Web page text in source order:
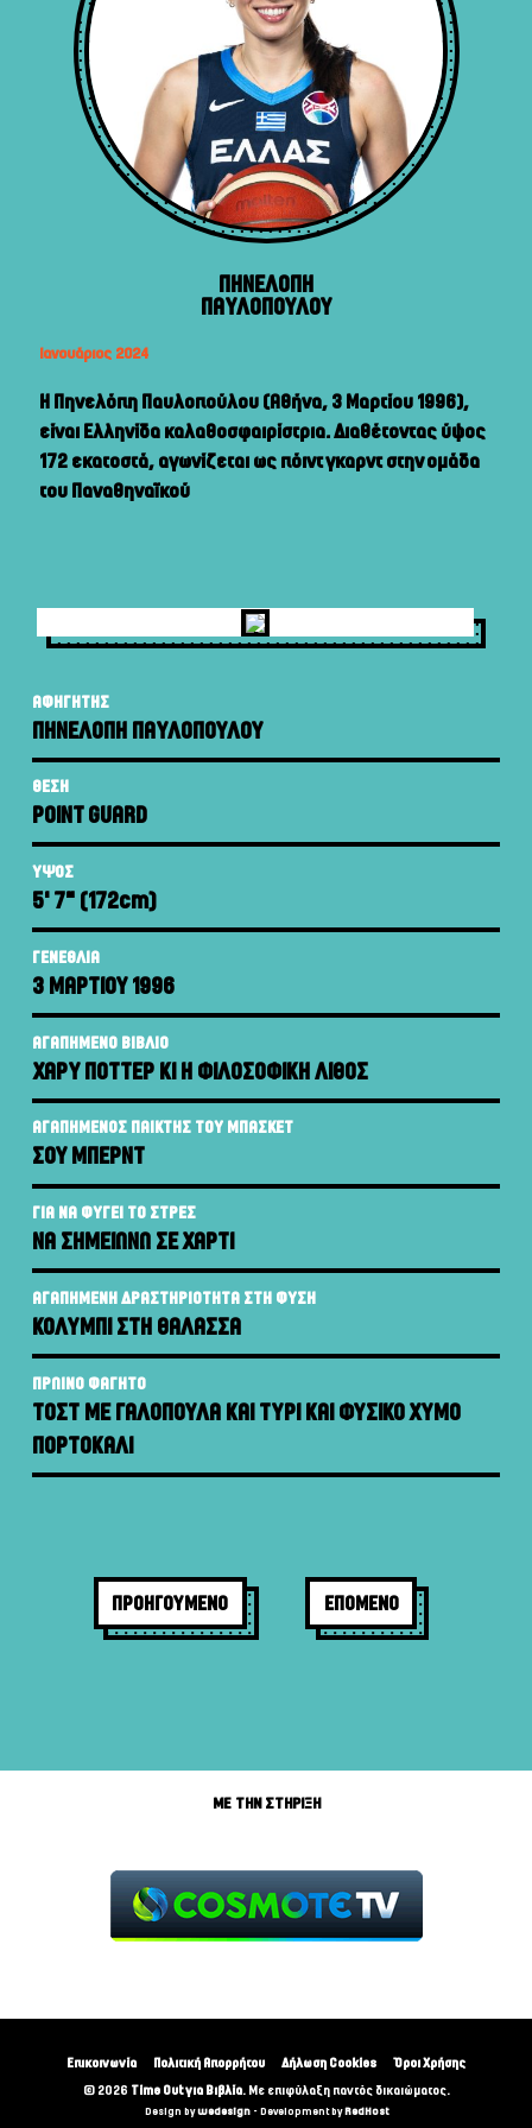
ΠΗΝΕΛΟΠΗ
ΠΑΥΛΟΠΟΥΛΟΥ
Ιανουάριος 2024
Η Πηνελόπη Παυλοπούλου (Αθήνα, 3 Μαρτίου 1996),
είναι Ελληνίδα καλαθοσφαιρίστρια. Διαθέτοντας ύψος
172 εκατοστά, αγωνίζεται ως πόιντ γκαρντ στην ομάδα
του Παναθηναϊκού
ΑΦΗΓΗΤΗΣ
ΠΗΝΕΛΟΠΗ ΠΑΥΛΟΠΟΥΛΟΥ
ΘΕΣΗ
POINT GUARD
ΥΨΟΣ
5' 7" (172cm)
ΓΕΝΕΘΛΙΑ
3 ΜΑΡΤΙΟΥ 1996
ΑΓΑΠΗΜΕΝΟ ΒΙΒΛΙΟ
ΧΑΡΥ ΠΟΤΤΕΡ ΚΙ Η ΦΙΛΟΣΟΦΙΚΗ ΛΙΘΟΣ
ΑΓΑΠΗΜΕΝΟΣ ΠΑΙΚΤΗΣ ΤΟΥ ΜΠΑΣΚΕΤ
⁠ΣΟΥ ΜΠΕΡΝΤ
ΓΙΑ ΝΑ ΦΥΓΕΙ ΤΟ ΣΤΡΕΣ
⁠ΝΑ ΣΗΜΕΙΩΝΩ ΣΕ ΧΑΡΤΙ
ΑΓΑΠΗΜΕΝΗ ΔΡΑΣΤΗΡΙΟΤΗΤΑ ΣΤΗ ΦΥΣΗ
⁠ΚΟΛΥΜΠΙ ΣΤΗ ΘΑΛΑΣΣΑ
ΠΡΩΙΝΟ ΦΑΓΗΤΟ
ΤΟΣΤ ΜΕ ΓΑΛΟΠΟΥΛΑ ΚΑΙ ΤΥΡΙ ΚΑΙ ΦΥΣΙΚΟ ΧΥΜΟ
ΠΟΡΤΟΚΑΛΙ
ΠΛΟΗΓΗΣΗ
ΠΡΟΗΓΟΥΜΕΝΟ ΕΠΟΜΕΝΟ
ΜΕ ΤΗΝ ΣΤΗΡΙΞΗ
Επικοινωνία Πολιτική Απορρήτου Δήλωση Cookies
Όροι Χρήσης
© 2026 Time Out για Βιβλία. Με επιφύλαξη παντός δικαιώματος.
Design bywedesign- Development byRedHost